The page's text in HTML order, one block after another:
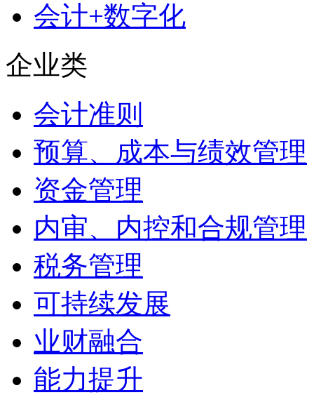
会计+数字化
企业类
会计准则
预算、成本与绩效管理
资金管理
内审、内控和合规管理
税务管理
可持续发展
业财融合
能力提升